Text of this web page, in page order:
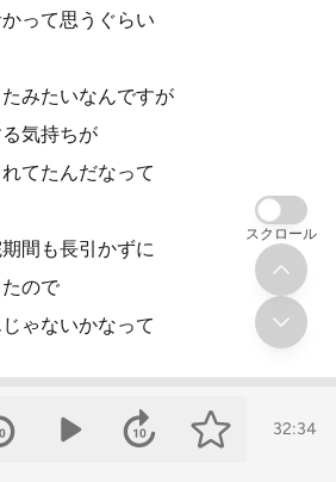
って思うぐらい
みたいなんですが
気持ちが
てたんだなって
間も長引かずに
ので
ゃないかなって
れるじゃないですか
32:34
スクロール